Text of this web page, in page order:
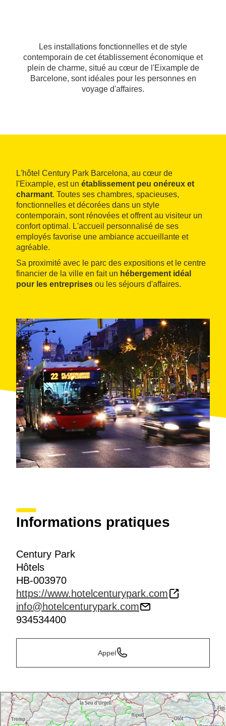
Les installations fonctionnelles et de style
contemporain de cet établissement économique et
plein de charme, situé au cœur de l'Eixample de
Barcelone, sont idéales pour les personnes en
voyage d'affaires.
L'hôtel Century Park Barcelona, au cœur de
l'Eixample, est un établissement peu onéreux et
charmant. Toutes ses chambres, spacieuses,
fonctionnelles et décorées dans un style
contemporain, sont rénovées et offrent au visiteur un
confort optimal. L'accueil personnalisé de ses
employés favorise une ambiance accueillante et
agréable.
Sa proximité avec le parc des expositions et le centre
financier de la ville en fait un hébergement idéal
pour les entreprises ou les séjours d'affaires.
Informations pratiques
Century Park
Hôtels
HB-003970
https://www.hotelcenturypark.com
info@hotelcenturypark.com
934534400
Appel